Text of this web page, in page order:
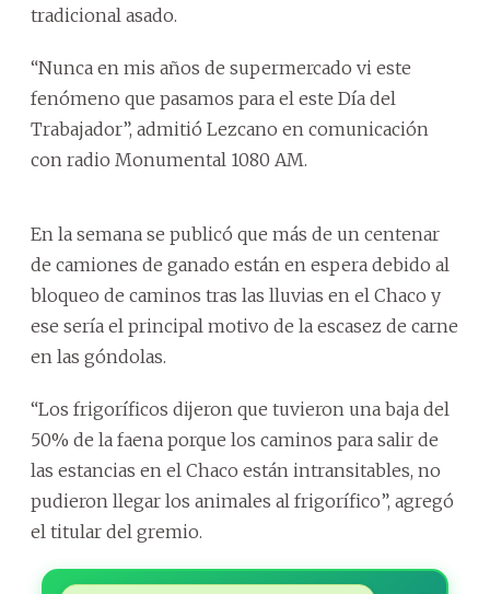
tradicional asado.
“Nunca en mis años de supermercado vi este
fenómeno que pasamos para el este Día del
Trabajador”, admitió Lezcano en comunicación
con radio Monumental 1080 AM.
En la semana se publicó que más de un centenar
de camiones de ganado están en espera debido al
bloqueo de caminos tras las lluvias en el Chaco y
ese sería el principal motivo de la escasez de carne
en las góndolas.
“Los frigoríficos dijeron que tuvieron una baja del
50% de la faena porque los caminos para salir de
las estancias en el Chaco están intransitables, no
pudieron llegar los animales al frigorífico”, agregó
el titular del gremio.